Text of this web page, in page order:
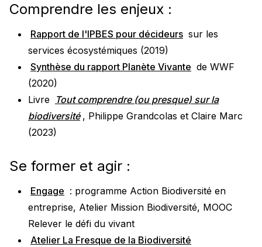
Comprendre les enjeux :
Rapport de l'IPBES pour décideurs sur les
services écosystémiques (2019)
Synthèse du rapport Planète Vivante de WWF
(2020)
Livre Tout comprendre (ou presque) sur la
biodiversité , Philippe Grandcolas et Claire Marc
(2023)
Se former et agir :
Engage : programme Action Biodiversité en
entreprise, Atelier Mission Biodiversité, MOOC
Relever le défi du vivant
Atelier La Fresque de la Biodiversité